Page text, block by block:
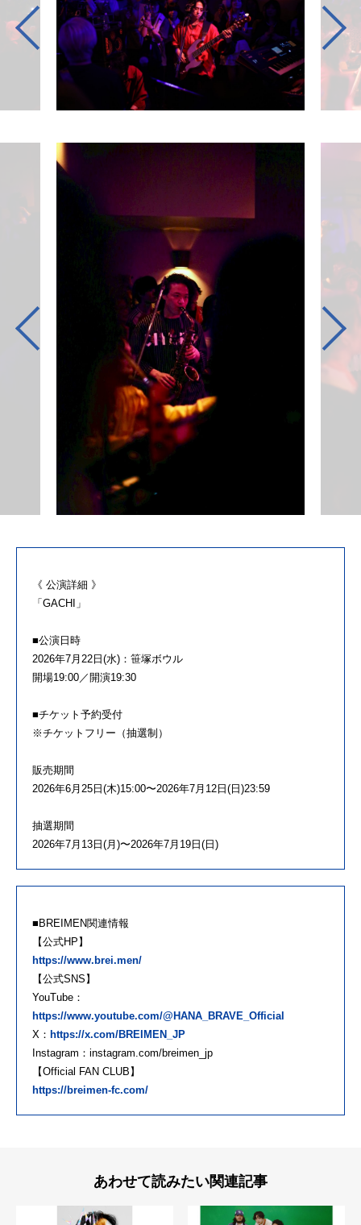
《 公演詳細 》
「GACHI」
■公演日時
2026年7月22日(水)：笹塚ボウル
開場19:00／開演19:30
■チケット予約受付
※チケットフリー（抽選制）
販売期間
2026年6月25日(木)15:00〜2026年7月12日(日)23:59
抽選期間
2026年7月13日(月)〜2026年7月19日(日)
■BREIMEN関連情報
【公式HP】
https://www.brei.men/
【公式SNS】
YouTube：
https://www.youtube.com/@HANA_BRAVE_Official
X： https://x.com/BREIMEN_JP
Instagram：instagram.com/breimen_jp
【Official FAN CLUB】
https://breimen-fc.com/
あわせて読みたい関連記事